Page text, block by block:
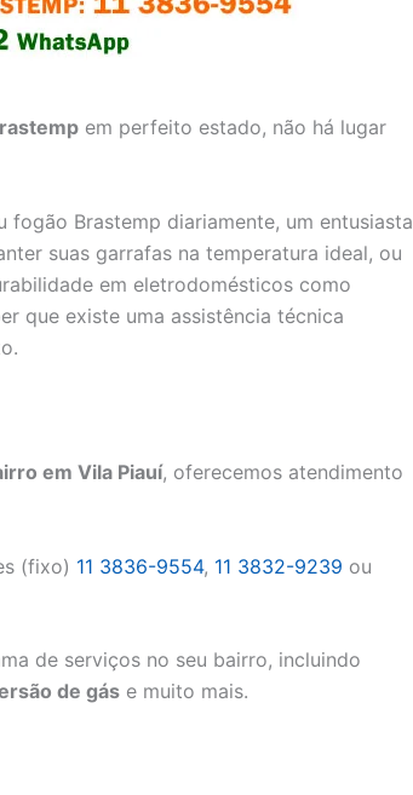
em perfeito estado, não há lugar
Brastemp diariamente, um entusiasta
suas garrafas na temperatura ideal, ou
em eletrodomésticos como
que existe uma assistência técnica
em Vila Piauí, oferecemos atendimento
(fixo) 11 3836-9554, 11 3832-9239 ou
de serviços no seu bairro, incluindo
de gás e muito mais.